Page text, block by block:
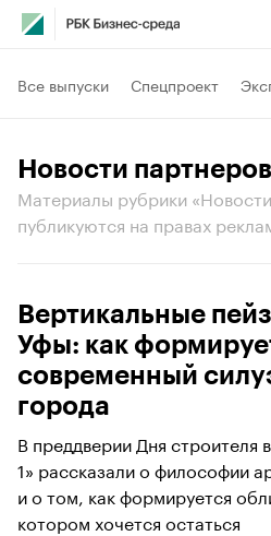
Все выпуски Спецпроект
Новости партнеров
Материалы рубрики
публикуются на правах
Вертикальные
Уфы: как
современный
города
В преддверии Дня
1» рассказали о философии
и о том, как формируется
котором хочется остаться